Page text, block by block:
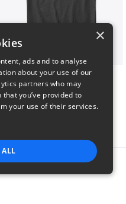
BADZ71 2025
$24
×
ads and to analyse
about your use of our
partners who may
you’ve provided to
your use of their services.
ALL
PERFORMANCE